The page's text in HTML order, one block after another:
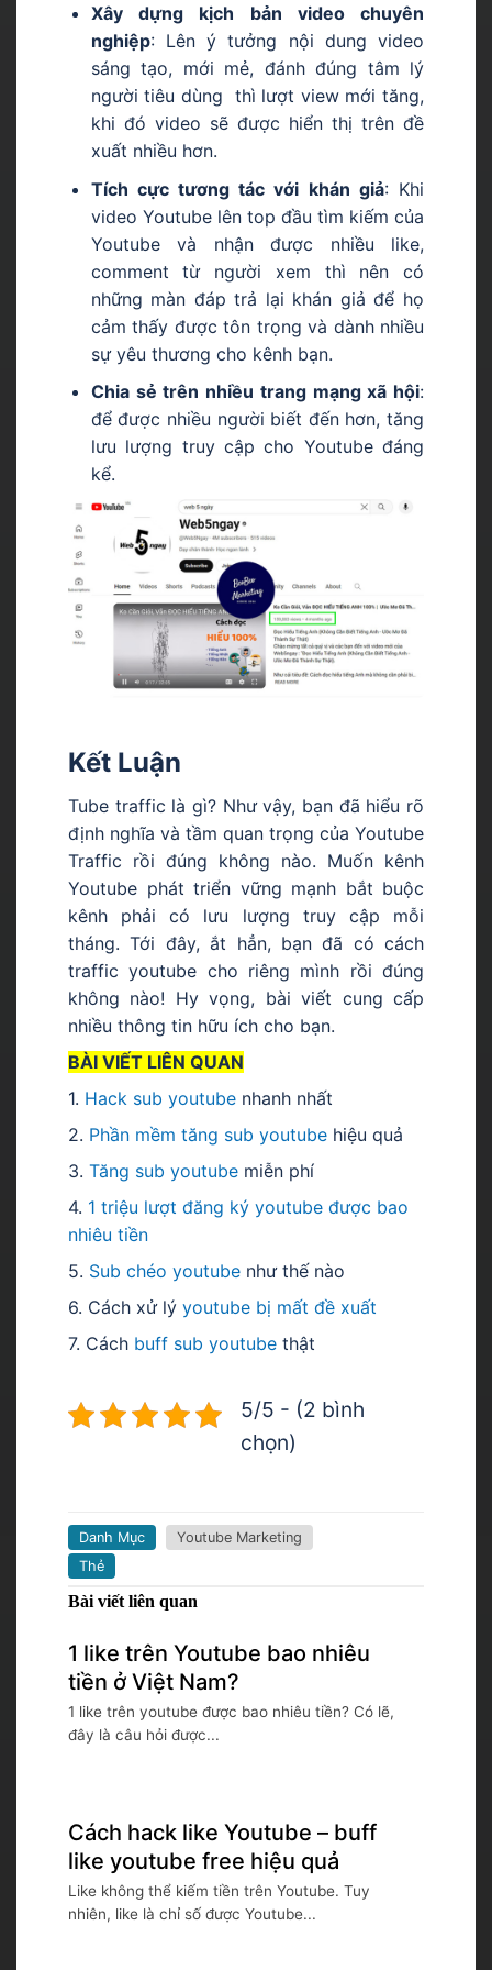
Xây dựng kịch bản video chuyên
nghiệp: Lên ý tưởng nội dung video
sáng tạo, mới mẻ, đánh đúng tâm lý
người tiêu dùng thì lượt view mới tăng,
khi đó video sẽ được hiển thị trên đề
xuất nhiều hơn.
Tích cực tương tác với khán giả: Khi
video Youtube lên top đầu tìm kiếm của
Youtube và nhận được nhiều like,
comment từ người xem thì nên có
những màn đáp trả lại khán giả để họ
cảm thấy được tôn trọng và dành nhiều
sự yêu thương cho kênh bạn.
Chia sẻ trên nhiều trang mạng xã hội:
để được nhiều người biết đến hơn, tăng
lưu lượng truy cập cho Youtube đáng
kể.
Kết Luận
Tube traffic là gì? Như vậy, bạn đã hiểu rõ
định nghĩa và tầm quan trọng của Youtube
Traffic rồi đúng không nào. Muốn kênh
Youtube phát triển vững mạnh bắt buộc
kênh phải có lưu lượng truy cập mỗi
tháng. Tới đây, ắt hẳn, bạn đã có cách
traffic youtube cho riêng mình rồi đúng
không nào! Hy vọng, bài viết cung cấp
nhiều thông tin hữu ích cho bạn.
BÀI VIẾT LIÊN QUAN
1. Hack sub youtube nhanh nhất
2. Phần mềm tăng sub youtube hiệu quả
3. Tăng sub youtube miễn phí
4. 1 triệu lượt đăng ký youtube được bao
nhiêu tiền
5. Sub chéo youtube như thế nào
6. Cách xử lý youtube bị mất đề xuất
7. Cách buff sub youtube thật
5/5 - (2 bình
chọn)
Danh Mục
Youtube Marketing
Thẻ
Bài viết liên quan
1 like trên Youtube bao nhiêu
tiền ở Việt Nam?
1 like trên youtube được bao nhiêu tiền? Có lẽ,
đây là câu hỏi được...
Cách hack like Youtube – buff
like youtube free hiệu quả
Like không thể kiếm tiền trên Youtube. Tuy
nhiên, like là chỉ số được Youtube...